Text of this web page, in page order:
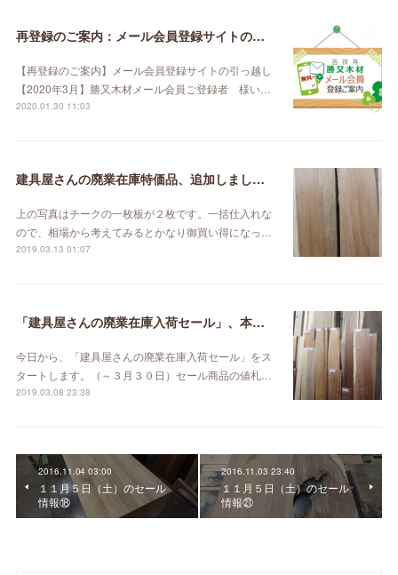
再登録のご案内：メール会員登録サイトの引っ越し【2020年3月】
【再登録のご案内】メール会員登録サイトの引っ越し
【2020年3月】勝又木材メール会員ご登録者 様い…
2020.01.30 11:03
建具屋さんの廃業在庫特価品、追加しました。
上の写真はチークの一枚板が２枚です。一括仕入れな
ので、相場から考えてみるとかなり御買い得になっ…
2019.03.13 01:07
「建具屋さんの廃業在庫入荷セール」、本日スタート！
今日から、「建具屋さんの廃業在庫入荷セール」をス
タートします。（～３月３０日）セール商品の値札…
2019.03.08 23:38
2016.11.04 03:00
１１月５日（土）のセール
情報⑱
2016.11.03 23:40
１１月５日（土）のセール
情報㉑